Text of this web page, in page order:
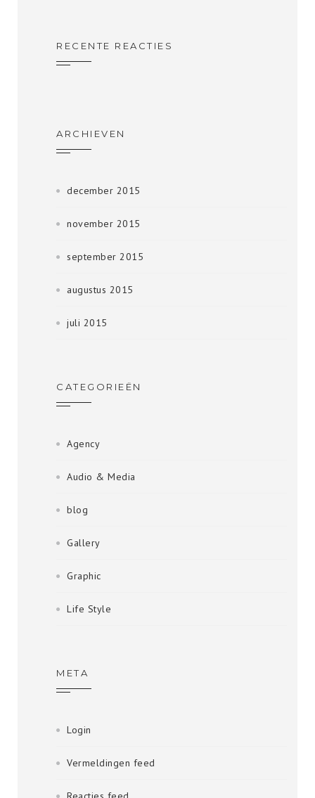
RECENTE REACTIES
ARCHIEVEN
december 2015
november 2015
september 2015
augustus 2015
juli 2015
CATEGORIEËN
Agency
Audio & Media
blog
Gallery
Graphic
Life Style
META
Login
Vermeldingen feed